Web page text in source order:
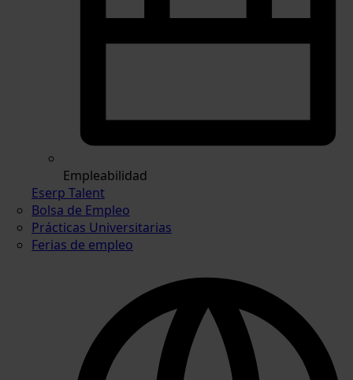
Empleabilidad
Eserp Talent
Bolsa de Empleo
Prácticas Universitarias
Ferias de empleo